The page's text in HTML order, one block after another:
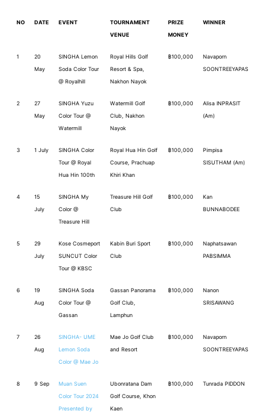
NO DATE EVENT
TOURNAMENT
VENUE
PRIZE
MONEY
WINNER
1
20
May
SINGHA Lemon
Soda Color Tour
@ Royalhill
Royal Hills Golf
Resort & Spa,
Nakhon Nayok
฿100,000
Navaporn
SOONTREEYAPAS
2
27
May
SINGHA Yuzu
Color Tour @
Watermill
Watermill Golf
Club, Nakhon
Nayok
฿100,000
Alisa INPRASIT
(Am)
3 1 July
SINGHA Color
Tour @ Royal
Hua Hin 100th
Royal Hua Hin Golf
Course, Prachuap
Khiri Khan
฿100,000
Pimpisa
SISUTHAM (Am)
4
15
July
SINGHA My
Color @
Treasure Hill
Treasure Hill Golf
Club
฿100,000
Kan
BUNNABODEE
5
29
July
Kose Cosmeport
SUNCUT Color
Tour @ KBSC
Kabin Buri Sport
Club
฿100,000
Naphatsawan
PABSIMMA
6
19
Aug
SINGHA Soda
Color Tour @
Gassan
Gassan Panorama
Golf Club,
Lamphun
฿100,000
Nanon
SRISAWANG
7
26
Aug
SINGHA- UME
Lemon Soda
Color @ Mae Jo
Mae Jo Golf Club
and Resort
฿100,000
Navaporn
SOONTREEYAPAS
8 9 Sep
Muan Suen
Color Tour 2024
Presented by
Ubonratana Dam
Golf Course, Khon
Kaen
฿100,000 Tunrada PIDDON